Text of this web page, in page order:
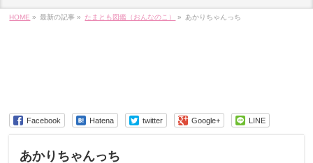
HOME » 最新の記事 » たまとも図鑑（おんなのこ） » あかりちゃんっち
Facebook Hatena twitter Google+ LINE
あかりちゃんっち